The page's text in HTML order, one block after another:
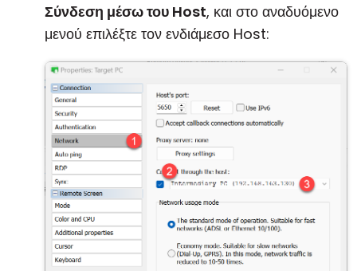
Σύνδεση μέσω του Host, και στο αναδυόμενο
μενού επιλέξτε τον ενδιάμεσο Host: